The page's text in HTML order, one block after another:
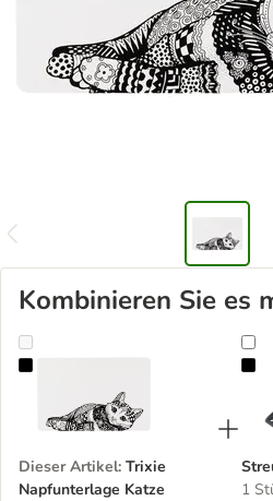
Kombinieren Sie es
Trixie Napfunterlage Katze
Dieser Artikel: Trixie
Napfunterlage Katze
1